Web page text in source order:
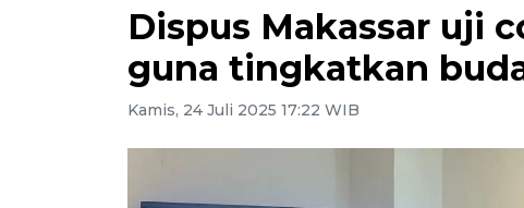
Dispus Makassar uji
guna tingkatkan
Kamis, 24 Juli 2025 17:22 WIB